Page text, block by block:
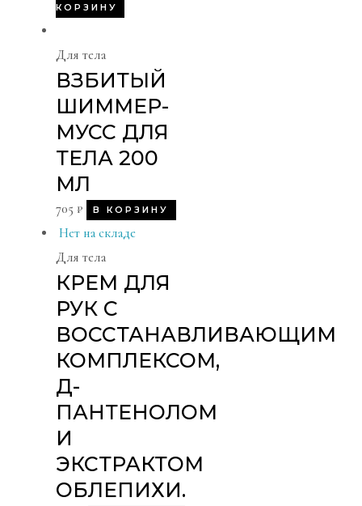
КОРЗИНУ
Для тела
ВЗБИТЫЙ
ШИММЕР-
МУСС ДЛЯ
ТЕЛА 200
МЛ
705 ₽ В КОРЗИНУ
Нет на складе
Для тела
КРЕМ ДЛЯ
РУК С
ВОССТАНАВЛИВАЮЩИМ
КОМПЛЕКСОМ,
Д-
ПАНТЕНОЛОМ
И
ЭКСТРАКТОМ
ОБЛЕПИХИ.